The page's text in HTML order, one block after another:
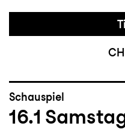
Schauspiel
16.1